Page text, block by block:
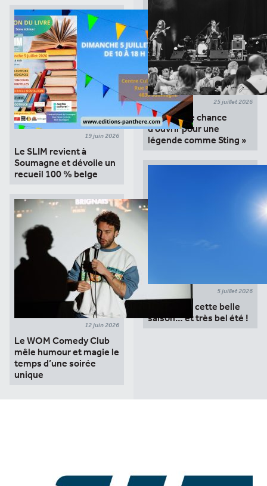
19 juin 2026
Le SLIM revient à
Soumagne et dévoile un
recueil 100 % belge
12 juin 2026
Le WOM Comedy Club
mêle humour et magie le
temps d’une soirée
unique
25 juillet 2026
« C’est une chance
d’ouvrir pour une
légende comme Sting »
5 juillet 2026
Merci pour cette belle
saison… et très bel été !